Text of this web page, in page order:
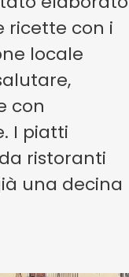
ricette con i
locale
con
I piatti
ristoranti
una decina